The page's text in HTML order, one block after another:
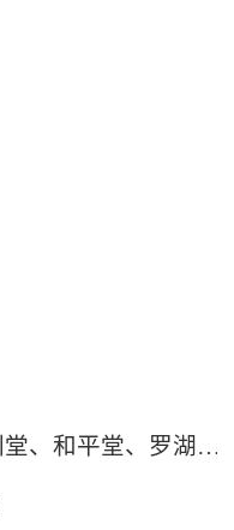
2024年4月28日基督教深圳堂、和平堂、罗湖堂主日崇拜